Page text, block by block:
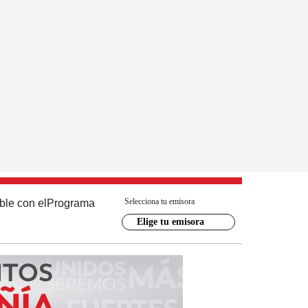
con el Programa Selecciona tu emisora
Elige tu emisora